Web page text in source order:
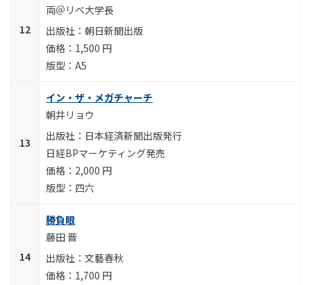
両＠リベ大学長
朝日新聞出版
1,500 円
A5
イン・ザ・メガチャーチ
朝井リョウ
日本経済新聞出版発行
日経BPマーケティング発売
2,000 円
四六
勝負眼
藤田 晋
文藝春秋
1,700 円